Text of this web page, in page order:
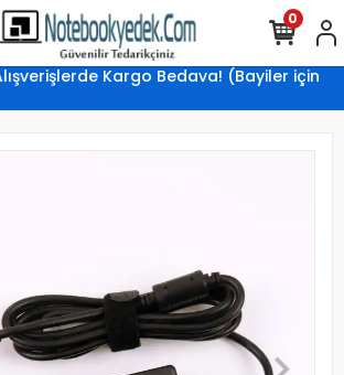
Kargo Bedava! (Bayiler için
0